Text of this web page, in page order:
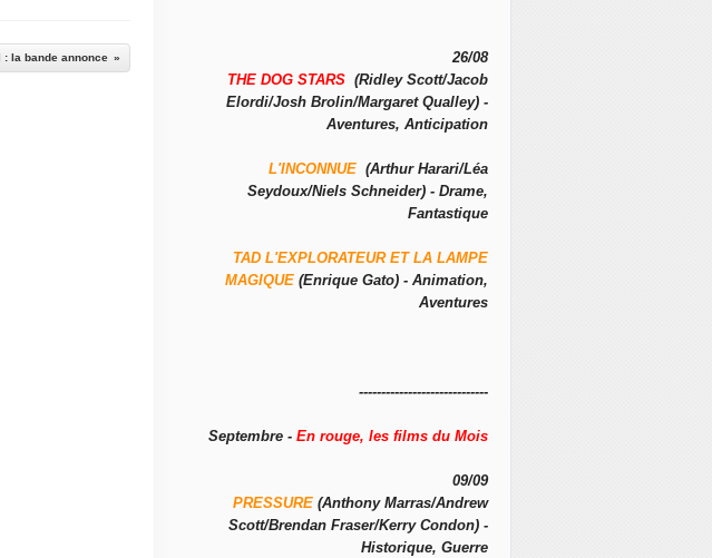
: la bande annonce
26/08
THE DOG STARS (Ridley Scott/Jacob
Elordi/Josh Brolin/Margaret Qualley) -
Aventures, Anticipation
L'INCONNUE (Arthur Harari/Léa
Seydoux/Niels Schneider) - Drame,
Fantastique
TAD L'EXPLORATEUR ET LA LAMPE
MAGIQUE (Enrique Gato) - Animation,
Aventures
-----------------------------
Septembre - En rouge, les films du Mois
09/09
PRESSURE (Anthony Marras/Andrew
Scott/Brendan Fraser/Kerry Condon) -
Historique, Guerre